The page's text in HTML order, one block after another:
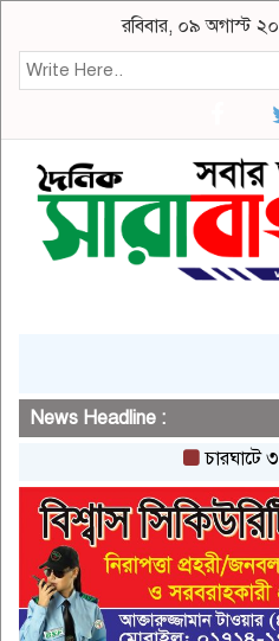
রবিবার, ০৯ অগাস্ট
News Headline :
চারঘাটে ৩৮৪